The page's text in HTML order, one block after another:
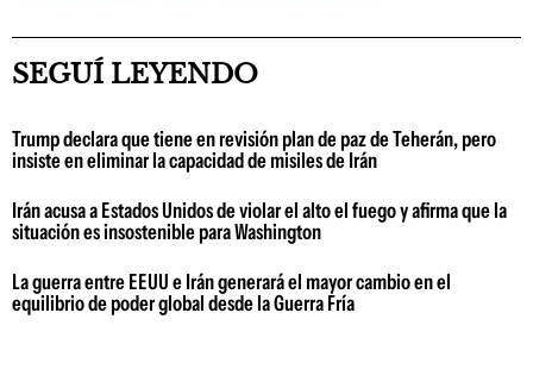
SEGUÍ LEYENDO
Trump declara que tiene en revisión plan de paz de Teherán, pero
insiste en eliminar la capacidad de misiles de Irán
Irán acusa a Estados Unidos de violar el alto el fuego y afirma que la
situación es insostenible para Washington
La guerra entre EEUU e Irán generará el mayor cambio en el
equilibrio de poder global desde la Guerra Fría